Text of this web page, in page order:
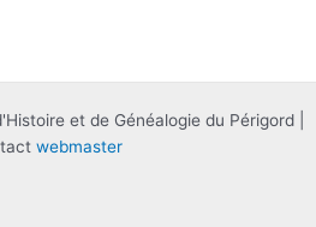
et de Généalogie du Périgord |
webmaster